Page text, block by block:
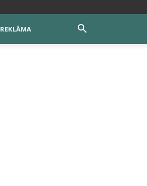
REKLĀMA